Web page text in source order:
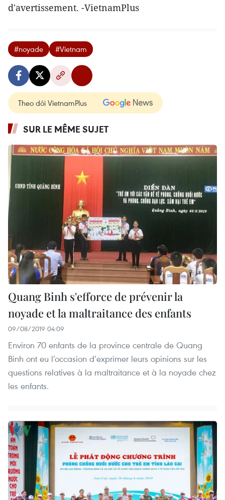
d'avertissement. -VietnamPlus
#noyade #Vietnam
Theo dõi VietnamPlus
SUR LE MÊME SUJET
Quang Binh s'efforce de prévenir la
noyade et la maltraitance des enfants
09/08/2019 04:09
Environ 70 enfants de la province centrale de Quang
Binh ont eu l’occasion d’exprimer leurs opinions sur les
questions relatives à la maltraitance et à la noyade chez
les enfants.